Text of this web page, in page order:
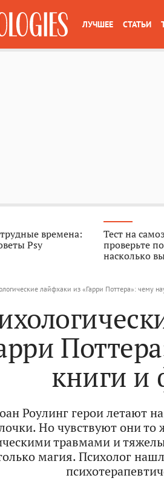
ЛУЧШЕЕ СТАТЬИ
времена:
Psy
Тест на
проверьте
насколько
лайфхаки из «Гарри Поттера»: чему
книги
Роулинг герои летают
Но чувствуют они то
травмами и
магия. Психолог